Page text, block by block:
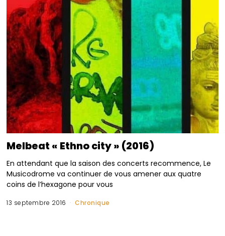
Melbeat « Ethno city » (2016)
En attendant que la saison des concerts recommence, Le
Musicodrome va continuer de vous amener aux quatre
coins de l’hexagone pour vous
13 septembre 2016 Chronique